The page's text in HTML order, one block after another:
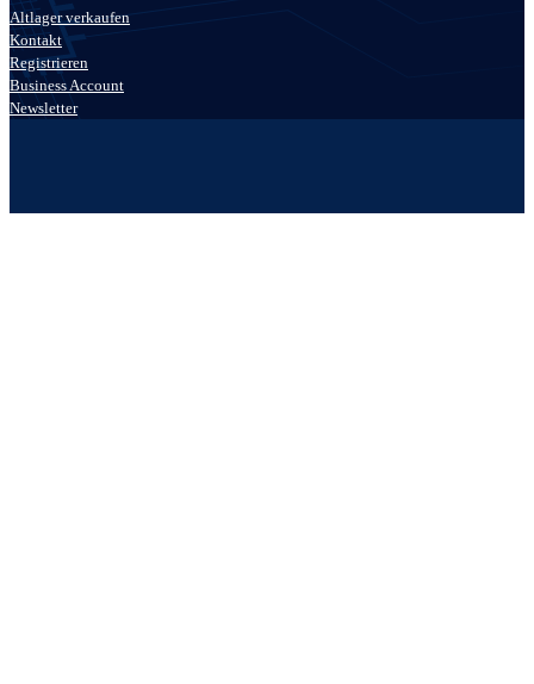
Altlager verkaufen
Kontakt
Registrieren
Business Account
Newsletter